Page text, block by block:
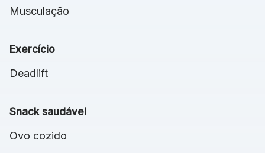
Musculação
Exercício
Deadlift
Snack saudável
Ovo cozido